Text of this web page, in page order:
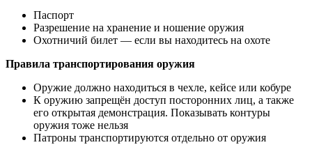
Паспорт
Разрешение на хранение и ношение оружия
Охотничий билет — если вы находитесь на охоте
Правила транспортирования оружия
Оружие должно находиться в чехле, кейсе или кобуре
К оружию запрещён доступ посторонних лиц, а также
его открытая демонстрация. Показывать контуры
оружия тоже нельзя
Патроны транспортируются отдельно от оружия